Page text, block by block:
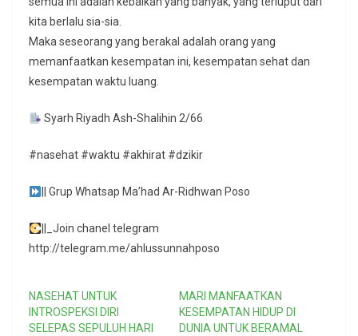
kita berlalu sia-sia.
Maka seseorang yang berakal adalah orang yang
memanfaatkan kesempatan ini, kesempatan sehat dan
kesempatan waktu luang.
Syarh Riyadh Ash-Shalihin 2/66
#nasehat #waktu #akhirat #dzikir
|| Grup Whatsap Ma’had Ar-Ridhwan Poso
||_Join chanel telegram
http://telegram.me/ahlussunnahposo
NASEHAT UNTUK
INTROSPEKSI DIRI
SELEPAS SEPULUH HARI
MARI MANFAATKAN
KESEMPATAN HIDUP DI
DUNIA UNTUK BERAMAL